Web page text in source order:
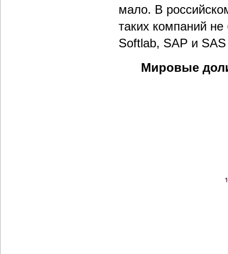
мало. В
таких компаний
Softlab, SAP и
Мировые